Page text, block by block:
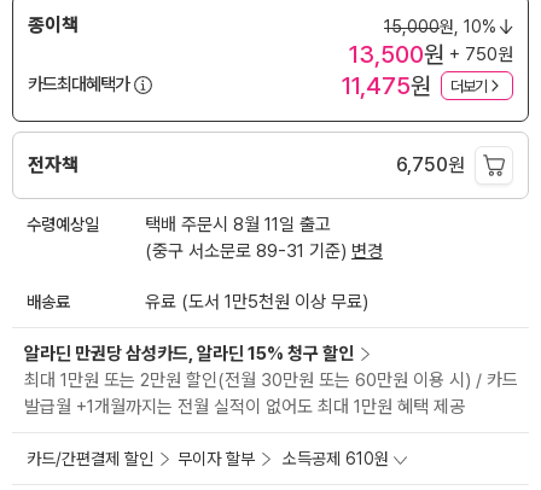
종이책 15,000원, 10%
13,500원 + 750원
카드최대혜택가
11,475원 더보기
전자책 6,750원
수령예상일
택배 주문시 8월 11일 출고
(중구 서소문로 89-31 기준) 변경
배송료 유료 (도서 1만5천원 이상 무료)
알라딘 만권당 삼성카드, 알라딘 15% 청구 할인
최대 1만원 또는 2만원 할인(전월 30만원 또는 60만원 이용 시) / 카드
발급월 +1개월까지는 전월 실적이 없어도 최대 1만원 혜택 제공
카드/간편결제 할인 무이자 할부 소득공제 610원